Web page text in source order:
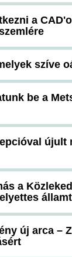
a
szíve
be a
újult
a
új arca –